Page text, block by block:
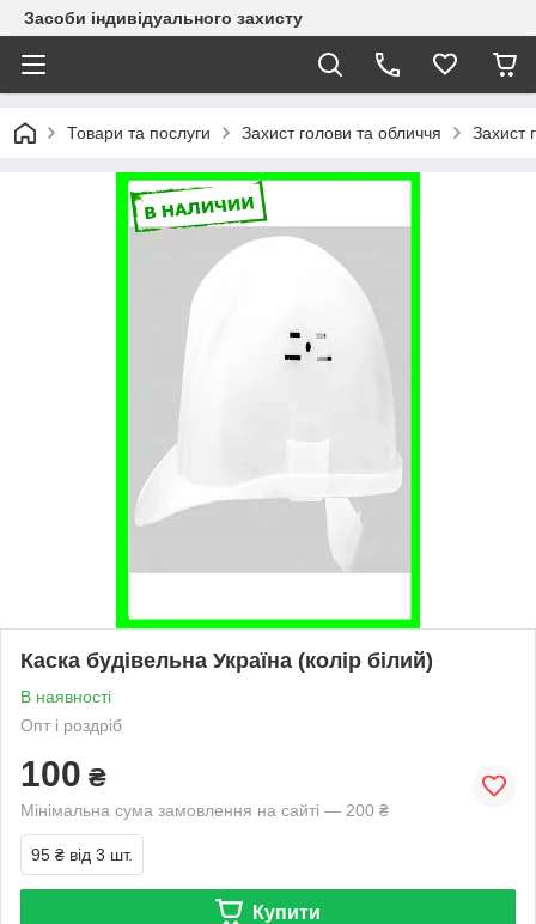
Засоби індивідуального захисту
Товари та послуги Захист голови та обличчя Захист
Каска будівельна Україна (колір білий)
В наявності
Опт і роздріб
100 ₴
Мінімальна сума замовлення на сайті — 200 ₴
95 ₴ від 3 шт.
Купити